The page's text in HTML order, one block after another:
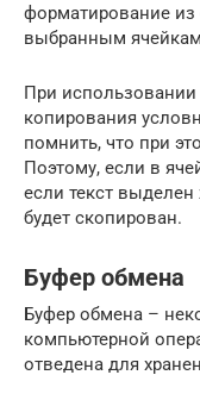
форматирование из
выбранным
При
копирования
помнить, что при
Поэтому, если в
если текст
будет скопирован.
Буфер обмена
Буфер обмена –
компьютерной
отведена для